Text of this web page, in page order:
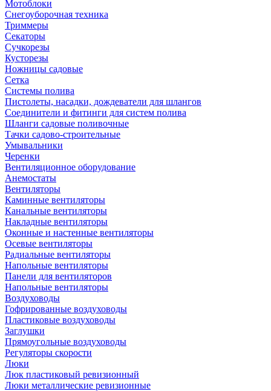
Мотоблоки
Снегоуборочная техника
Триммеры
Секаторы
Сучкорезы
Кусторезы
Ножницы садовые
Сетка
Системы полива
Пистолеты, насадки, дождеватели для шлангов
Соединители и фитинги для систем полива
Шланги садовые поливочные
Тачки садово-строительные
Умывальники
Черенки
Вентиляционное оборудование
Анемостаты
Вентиляторы
Каминные вентиляторы
Канальные вентиляторы
Накладные вентиляторы
Оконные и настенные вентиляторы
Осевые вентиляторы
Радиальные вентиляторы
Напольные вентиляторы
Панели для вентиляторов
Напольные вентиляторы
Воздуховоды
Гофрированные воздуховоды
Пластиковые воздуховоды
Заглушки
Прямоугольные воздуховоды
Регуляторы скорости
Люки
Люк пластиковый ревизионный
Люки металлические ревизионные